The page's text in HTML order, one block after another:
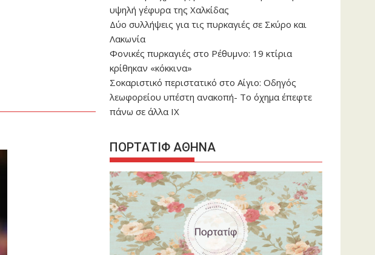
υψηλή γέφυρα της Χαλκίδας
Δύο συλλήψεις για τις πυρκαγιές σε Σκύρο και
Λακωνία
Φονικές πυρκαγιές στο Ρέθυμνο: 19 κτίρια
κρίθηκαν «κόκκινα»
Σοκαριστικό περιστατικό στο Αίγιο: Οδηγός
λεωφορείου υπέστη ανακοπή- Tο όχημα έπεφτε
πάνω σε άλλα ΙΧ
ΠΟΡΤΑΤΙΦ ΑΘΗΝΑ